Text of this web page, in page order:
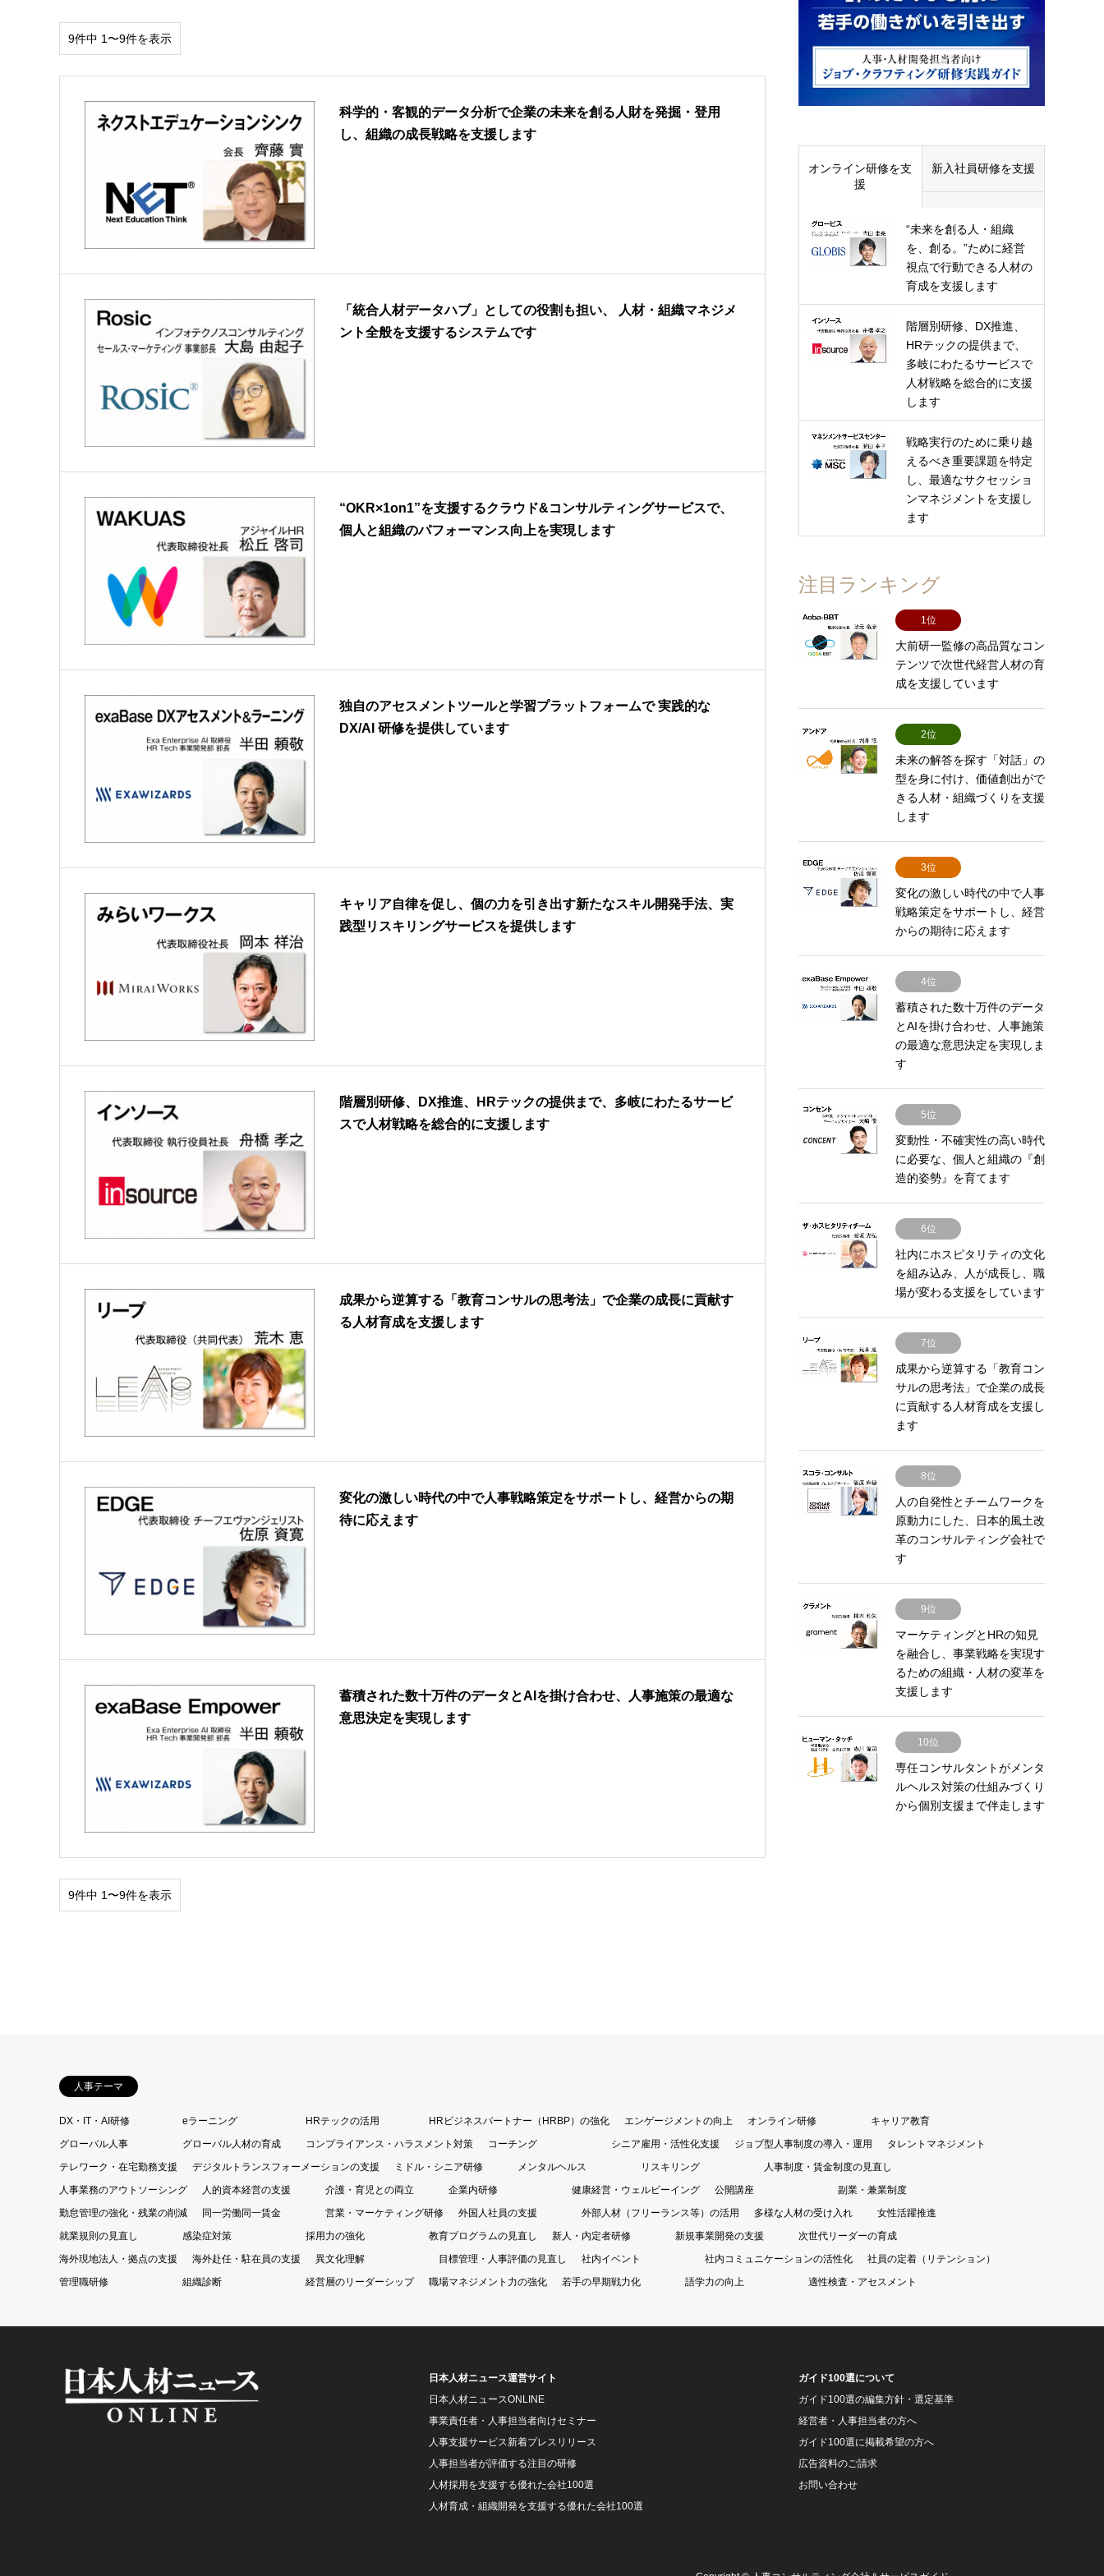
9件中 1〜9件を表示
科学的・客観的データ分析で企業の未来を創る人財を発掘・登用
し、組織の成⾧戦略を支援します
「統合人材データハブ」としての役割も担い、 人材・組織マネジメ
ント全般を支援するシステムです
“OKR×1on1”を支援するクラウド&コンサルティングサービスで、
個人と組織のパフォーマンス向上を実現します
独自のアセスメントツールと学習プラットフォームで 実践的な
DX/AI 研修を提供しています
キャリア自律を促し、個の力を引き出す新たなスキル開発手法、実
践型リスキリングサービスを提供します
階層別研修、DX推進、HRテックの提供まで、多岐にわたるサービ
スで人材戦略を総合的に支援します
成果から逆算する「教育コンサルの思考法」で企業の成長に貢献す
る人材育成を支援します
変化の激しい時代の中で人事戦略策定をサポートし、経営からの期
待に応えます
蓄積された数十万件のデータとAIを掛け合わせ、人事施策の最適な
意思決定を実現します
9件中 1〜9件を表示
オンライン研修を支
援
新入社員研修を支援
“未来を創る人・組織
を、創る。”ために経営
視点で行動できる人材の
育成を支援します
階層別研修、DX推進、
HRテックの提供まで、
多岐にわたるサービスで
人材戦略を総合的に支援
します
戦略実行のために乗り越
えるべき重要課題を特定
し、最適なサクセッショ
ンマネジメントを支援し
ます
注目ランキング
1位
大前研一監修の高品質なコン
テンツで次世代経営人材の育
成を支援しています
2位
未来の解答を探す「対話」の
型を身に付け、価値創出がで
きる人材・組織づくりを支援
します
3位
変化の激しい時代の中で人事
戦略策定をサポートし、経営
からの期待に応えます
4位
蓄積された数十万件のデータ
とAIを掛け合わせ、人事施策
の最適な意思決定を実現しま
す
5位
変動性・不確実性の高い時代
に必要な、個人と組織の『創
造的姿勢』を育てます
6位
社内にホスピタリティの文化
を組み込み、人が成長し、職
場が変わる支援をしています
7位
成果から逆算する「教育コン
サルの思考法」で企業の成長
に貢献する人材育成を支援し
ます
8位
人の自発性とチームワークを
原動力にした、日本的風土改
革のコンサルティング会社で
す
9位
マーケティングとHRの知見
を融合し、事業戦略を実現す
るための組織・人材の変革を
支援します
10位
専任コンサルタントがメンタ
ルヘルス対策の仕組みづくり
から個別支援まで伴走します
人事テーマ
DX・IT・AI研修 eラーニング HRテックの活用 HRビジネスパートナー（HRBP）の強化 エンゲージメントの向上 オンライン研修
キャリア教育
グローバル人事
グローバル人材の育成 コンプライアンス・ハラスメント対策 コーチング シニア雇用・活性化支援 ジョブ型人事制度の導入・運用
タレントマネジメント
テレワーク・在宅勤務支援
デジタルトランスフォーメーションの支援 ミドル・シニア研修 メンタルヘルス リスキリング
人事制度・賃金制度の見直し
人事業務のアウトソーシング
人的資本経営の支援 介護・育児との両立 企業内研修 健康経営・ウェルビーイング 公開講座
副業・兼業制度
勤怠管理の強化・残業の削減
同一労働同一賃金 営業・マーケティング研修 外国人社員の支援 外部人材（フリーランス等）の活用 多様な人材の受け入れ
女性活躍推進
就業規則の見直し
感染症対策 採用力の強化 教育プログラムの見直し 新人・内定者研修 新規事業開発の支援
次世代リーダーの育成
海外現地法人・拠点の支援
海外赴任・駐在員の支援 異文化理解 目標管理・人事評価の見直し 社内イベント 社内コミュニケーションの活性化
社員の定着（リテンション）
管理職研修
組織診断 経営層のリーダーシップ 職場マネジメント力の強化 若手の早期戦力化 語学力の向上 適性検査・アセスメント
日本人材ニュース運営サイト
日本人材ニュースONLINE
事業責任者・人事担当者向けセミナー
人事支援サービス新着プレスリリース
人事担当者が評価する注目の研修
人材採用を支援する優れた会社100選
人材育成・組織開発を支援する優れた会社100選
ガイド100選について
ガイド100選の編集方針・選定基準
経営者・人事担当者の方へ
ガイド100選に掲載希望の方へ
広告資料のご請求
お問い合わせ